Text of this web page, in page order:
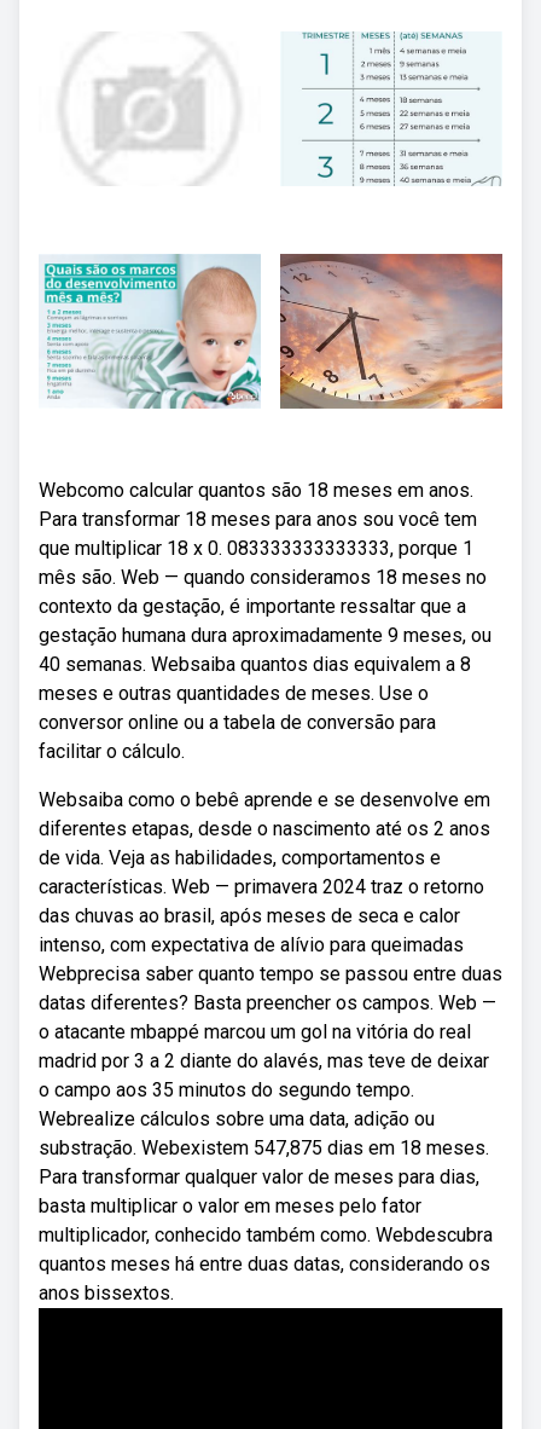
Webcomo calcular quantos são 18 meses em anos.
Para transformar 18 meses para anos sou você tem
que multiplicar 18 x 0. 083333333333333, porque 1
mês são. Web — quando consideramos 18 meses no
contexto da gestação, é importante ressaltar que a
gestação humana dura aproximadamente 9 meses, ou
40 semanas. Websaiba quantos dias equivalem a 8
meses e outras quantidades de meses. Use o
conversor online ou a tabela de conversão para
facilitar o cálculo.
Websaiba como o bebê aprende e se desenvolve em
diferentes etapas, desde o nascimento até os 2 anos
de vida. Veja as habilidades, comportamentos e
características. Web — primavera 2024 traz o retorno
das chuvas ao brasil, após meses de seca e calor
intenso, com expectativa de alívio para queimadas
Webprecisa saber quanto tempo se passou entre duas
datas diferentes? Basta preencher os campos. Web —
o atacante mbappé marcou um gol na vitória do real
madrid por 3 a 2 diante do alavés, mas teve de deixar
o campo aos 35 minutos do segundo tempo.
Webrealize cálculos sobre uma data, adição ou
substração. Webexistem 547,875 dias em 18 meses.
Para transformar qualquer valor de meses para dias,
basta multiplicar o valor em meses pelo fator
multiplicador, conhecido também como. Webdescubra
quantos meses há entre duas datas, considerando os
anos bissextos.